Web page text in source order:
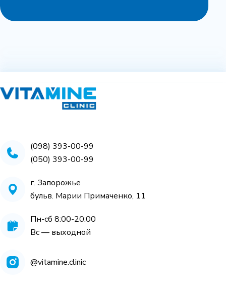
(098) 393-00-99
(050) 393-00-99
г. Запорожье
бульв. Марии Примаченко, 11
Пн-сб 8:00-20:00
Вс — выходной
@vitamine.clinic